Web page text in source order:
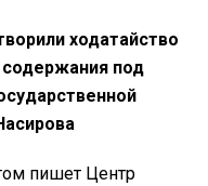
ходатайство
содержания под
пишет Центр